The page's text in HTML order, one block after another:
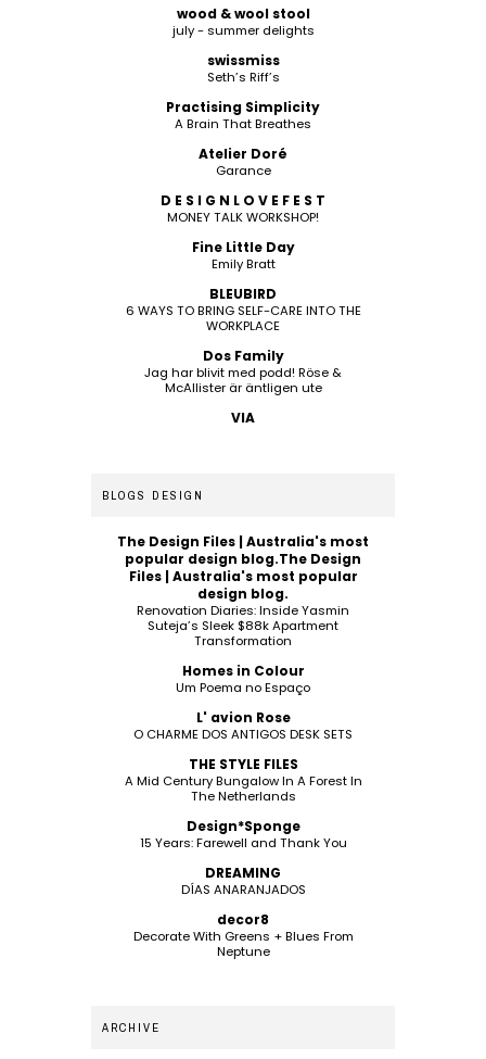
wood & wool stool
july - summer delights
swissmiss
Seth’s Riff’s
Practising Simplicity
A Brain That Breathes
Atelier Doré
Garance
D E S I G N L O V E F E S T
MONEY TALK WORKSHOP!
Fine Little Day
Emily Bratt
BLEUBIRD
6 WAYS TO BRING SELF-CARE INTO THE
WORKPLACE
Dos Family
Jag har blivit med podd! Röse &
McAllister är äntligen ute
VIA
BLOGS DESIGN
The Design Files | Australia's most
popular design blog.The Design
Files | Australia's most popular
design blog.
Renovation Diaries: Inside Yasmin
Suteja’s Sleek $88k Apartment
Transformation
Homes in Colour
Um Poema no Espaço
L' avion Rose
O CHARME DOS ANTIGOS DESK SETS
THE STYLE FILES
A Mid Century Bungalow In A Forest In
The Netherlands
Design*Sponge
15 Years: Farewell and Thank You
DREAMING
DÍAS ANARANJADOS
decor8
Decorate With Greens + Blues From
Neptune
ARCHIVE